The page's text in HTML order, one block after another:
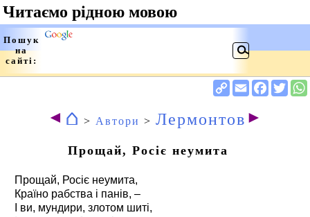
◄ ⌂ > Автори > Лермонтов ►
Прощай, Росіє неумита
Прощай, Росіє неумита,
Країно рабства і панів, –
І ви, мундири, злотом шиті,